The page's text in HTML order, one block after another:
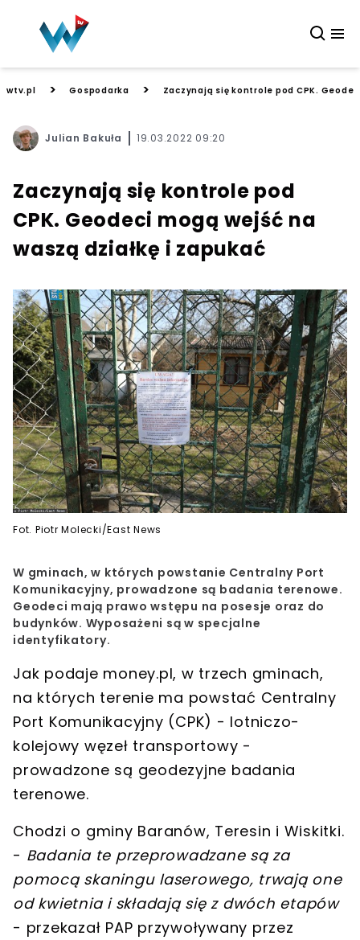
wtv.pl > Gospodarka > Zaczynają się kontrole pod CPK.
Julian Bakuła 19.03.2022 09:20
Zaczynają się kontrole pod
CPK. Geodeci mogą wejść na
waszą działkę i zapukać
Fot. Piotr Molecki/East News
W gminach, w których powstanie Centralny Port
Komunikacyjny, prowadzone są badania terenowe.
Geodeci mają prawo wstępu na posesje oraz do
budynków. Wyposażeni są w specjalne
identyfikatory.
Jak podaje money.pl, w trzech gminach,
na których terenie ma powstać Centralny
Port Komunikacyjny (CPK) - lotniczo-
kolejowy węzeł transportowy -
prowadzone są geodezyjne badania
terenowe.
Chodzi o gminy Baranów, Teresin i Wiskitki.
- Badania te przeprowadzane sąza
pomocą skaningu laserowego, trwają one
od kwietniai składają się z dwóch etapów
- przekazał PAP przywoływany przez